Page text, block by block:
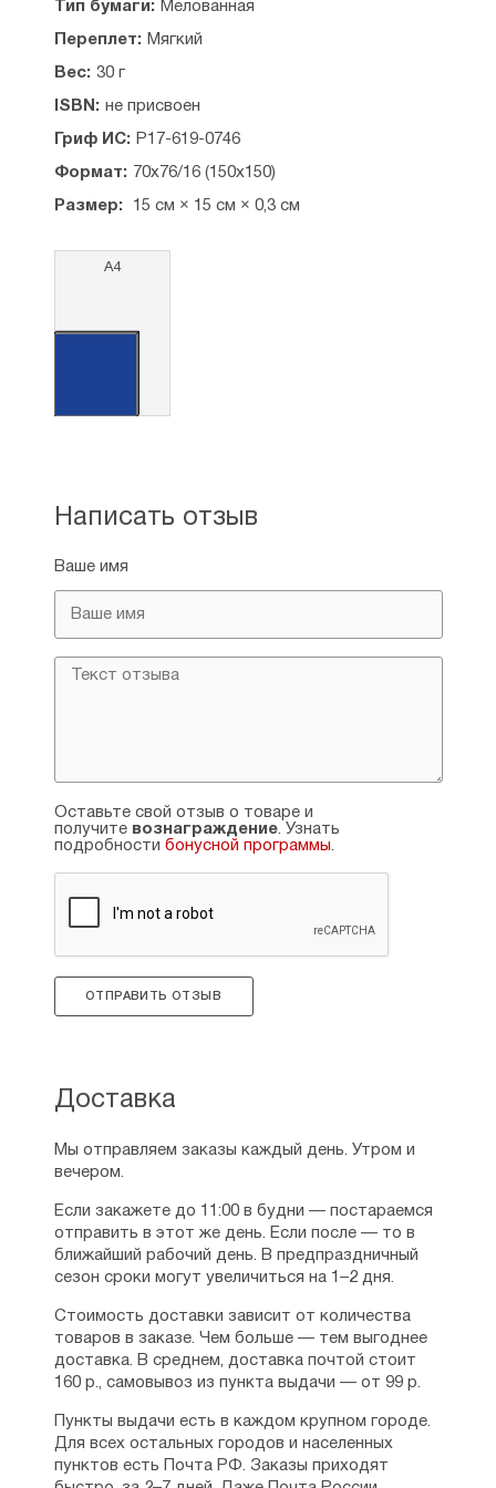
Тип бумаги: Мелованная
Переплет: Мягкий
Вес: 30 г
ISBN: не присвоен
Гриф ИС: Р17-619-0746
Формат: 70x76/16 (150x150)
Размер: 15 см × 15 см × 0,3 см
А4
Написать отзыв
Ваше имя
Оставьте свой отзыв о товаре и
получите вознаграждение. Узнать
подробности бонусной программы.
ОТПРАВИТЬ ОТЗЫВ
Доставка
Мы отправляем заказы каждый день. Утром и
вечером.
Если закажете до 11:00 в будни — постараемся
отправить в этот же день. Если после — то в
ближайший рабочий день. В предпраздничный
сезон сроки могут увеличиться на 1–2 дня.
Стоимость доставки зависит от количества
товаров в заказе. Чем больше — тем выгоднее
доставка. В среднем, доставка почтой стоит
160 р., самовывоз из пункта выдачи — от 99 р.
Пункты выдачи есть в каждом крупном городе.
Для всех остальных городов и населенных
пунктов есть Почта РФ. Заказы приходят